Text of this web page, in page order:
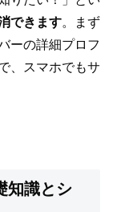
できます。まず
ーの詳細プロフ
、スマホでもサ
知識とシ